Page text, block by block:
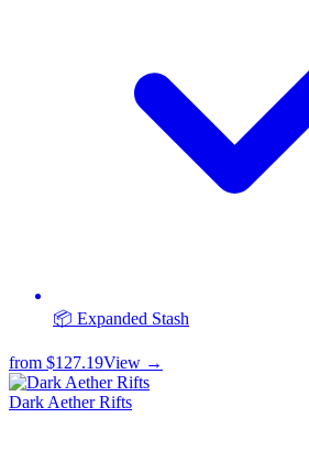
📦 Expanded Stash
from $127.19View →
Dark Aether Rifts